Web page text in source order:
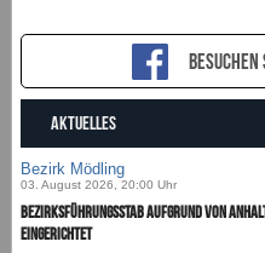
Besuchen
AKTUELLES
Bezirk Mödling
03. August 2026, 20:00 Uhr
Bezirksführungsstab aufgrund von
eingerichtet